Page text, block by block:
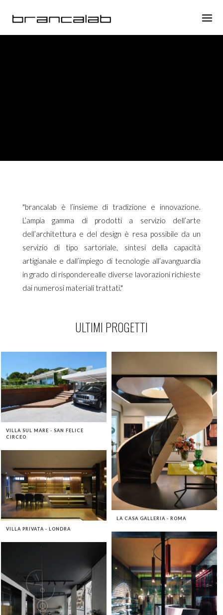
"brancalab è l’insieme di tradizione e innovazione.
L’ampia gamma di prodotti a servizio dell’arte
dell’architettura e del design è resa possibile da un
servizio di tipo sartoriale, sintesi della capacità
artigianale e dall’impiego di tecnologie all’avanguardia
in grado di risponderealle diverse lavorazioni richieste
dai numerosi materiali trattati."
ULTIMI PROGETTI
VILLA SUL MARE - SAN FELICE
CIRCEO
LA CASA GALLERIA - ROMA
VILLA PRIVATA - LONDRA